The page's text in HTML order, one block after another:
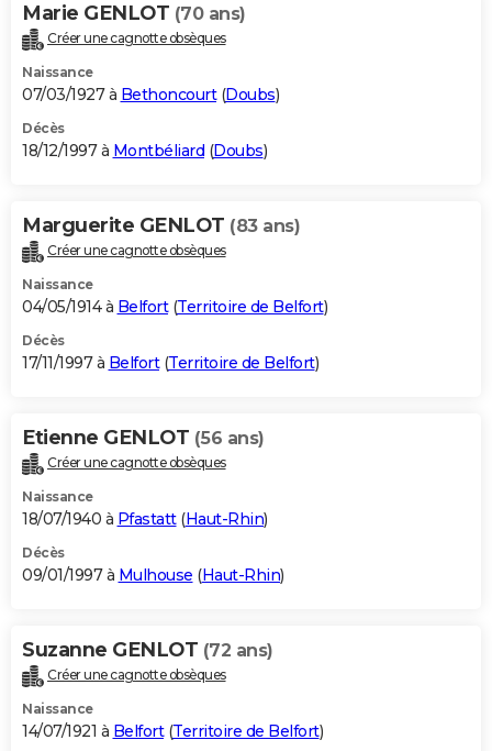
Marie GENLOT (70 ans)
Créer une cagnotte obsèques
Naissance
07/03/1927 à Bethoncourt(Doubs)
Décès
18/12/1997 à Montbéliard (Doubs)
Marguerite GENLOT (83 ans)
Créer une cagnotte obsèques
Naissance
04/05/1914 à Belfort(Territoire de Belfort)
Décès
17/11/1997 à Belfort(Territoire de Belfort)
Etienne GENLOT (56 ans)
Créer une cagnotte obsèques
Naissance
18/07/1940 à Pfastatt(Haut-Rhin)
Décès
09/01/1997 à Mulhouse (Haut-Rhin)
Suzanne GENLOT (72 ans)
Créer une cagnotte obsèques
Naissance
14/07/1921 à Belfort(Territoire de Belfort)